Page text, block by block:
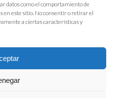
datos como el comportamiento de
en este sitio. No consentir o retirar el
a ciertas características y